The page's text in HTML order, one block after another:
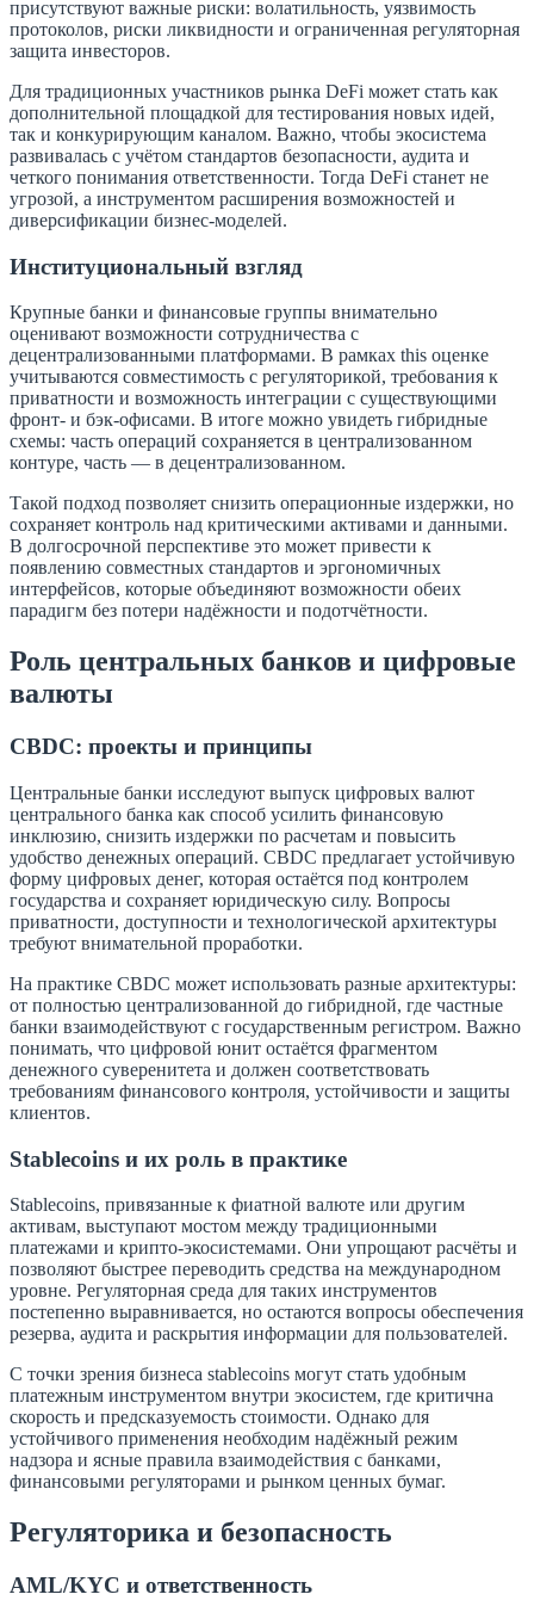
присутствуют важные риски: волатильность, уязвимость
протоколов, риски ликвидности и ограниченная регуляторная
защита инвесторов.
Для традиционных участников рынка DeFi может стать как
дополнительной площадкой для тестирования новых идей,
так и конкурирующим каналом. Важно, чтобы экосистема
развивалась с учётом стандартов безопасности, аудита и
четкого понимания ответственности. Тогда DeFi станет не
угрозой, а инструментом расширения возможностей и
диверсификации бизнес-моделей.
Институциональный взгляд
Крупные банки и финансовые группы внимательно
оценивают возможности сотрудничества с
децентрализованными платформами. В рамках this оценке
учитываются совместимость с регуляторикой, требования к
приватности и возможность интеграции с существующими
фронт- и бэк-офисами. В итоге можно увидеть гибридные
схемы: часть операций сохраняется в централизованном
контуре, часть — в децентрализованном.
Такой подход позволяет снизить операционные издержки, но
сохраняет контроль над критическими активами и данными.
В долгосрочной перспективе это может привести к
появлению совместных стандартов и эргономичных
интерфейсов, которые объединяют возможности обеих
парадигм без потери надёжности и подотчётности.
Роль центральных банков и цифровые
валюты
CBDC: проекты и принципы
Центральные банки исследуют выпуск цифровых валют
центрального банка как способ усилить финансовую
инклюзию, снизить издержки по расчетам и повысить
удобство денежных операций. CBDC предлагает устойчивую
форму цифровых денег, которая остаётся под контролем
государства и сохраняет юридическую силу. Вопросы
приватности, доступности и технологической архитектуры
требуют внимательной проработки.
На практике CBDC может использовать разные архитектуры:
от полностью централизованной до гибридной, где частные
банки взаимодействуют с государственным регистром. Важно
понимать, что цифровой юнит остаётся фрагментом
денежного суверенитета и должен соответствовать
требованиям финансового контроля, устойчивости и защиты
клиентов.
Stablecoins и их роль в практике
Stablecoins, привязанные к фиатной валюте или другим
активам, выступают мостом между традиционными
платежами и крипто-экосистемами. Они упрощают расчёты и
позволяют быстрее переводить средства на международном
уровне. Регуляторная среда для таких инструментов
постепенно выравнивается, но остаются вопросы обеспечения
резерва, аудита и раскрытия информации для пользователей.
С точки зрения бизнеса stablecoins могут стать удобным
платежным инструментом внутри экосистем, где критична
скорость и предсказуемость стоимости. Однако для
устойчивого применения необходим надёжный режим
надзора и ясные правила взаимодействия с банками,
финансовыми регуляторами и рынком ценных бумаг.
Регуляторика и безопасность
AML/KYC и ответственность